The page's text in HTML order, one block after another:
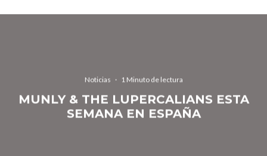
Noticias · 1 Minuto de lectura
MUNLY & THE LUPERCALIANS ESTA
SEMANA EN ESPAÑA